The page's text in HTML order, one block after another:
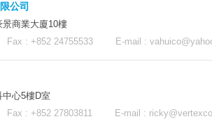
公司
商業大廈10樓
Fax : +852 24755533 E-mail :
心5樓D室
Fax : +852 27803811 E-mail :